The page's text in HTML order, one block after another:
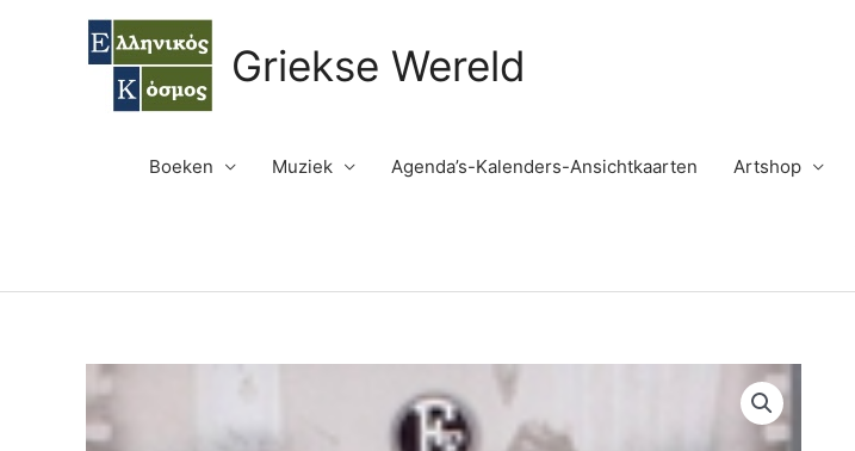
Griekse Wereld
Boeken Muziek Agenda’s-Kalenders-Ansichtkaarten Artshop